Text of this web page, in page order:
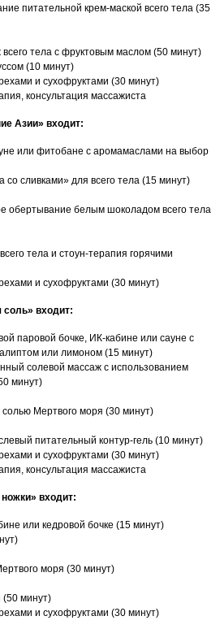
питательной крем-маской всего тела (35
тела с фруктовым маслом (50 минут)
(10 минут)
и сухофруктами (30 минут)
консультация массажиста
Азии» входит:
или фитобане с аромамаслами на выбор
со сливками» для всего тела (15 минут)
обертывание белым шоколадом всего тела
тела и стоун-терапия горячими
и сухофруктами (30 минут)
входит:
паровой бочке, ИК-кабине или сауне с
или лимоном (15 минут)
солевой массаж с использованием
минут)
Мертвого моря (30 минут)
питательный контур-гель (10 минут)
и сухофруктами (30 минут)
консультация массажиста
входит:
или кедровой бочке (15 минут)
моря (30 минут)
(50 минут)
и сухофруктами (30 минут)